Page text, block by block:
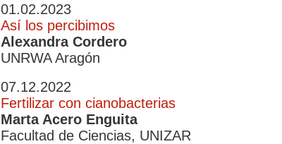
01.02.2023
Así los percibimos
Alexandra Cordero
UNRWA Aragón
07.12.2022
Fertilizar con cianobacterias
Marta Acero Enguita
Facultad de Ciencias, UNIZAR